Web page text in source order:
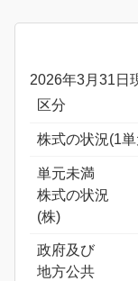
2026年3月31日
区分
株式の状況(1
単元未満
株式の状況
(株)
政府及び
地方公共